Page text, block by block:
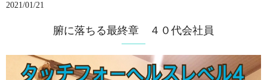
2021/01/21
腑に落ちる最終章 ４０代会社員